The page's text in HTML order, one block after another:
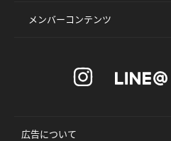
メンバーコンテンツ
広告について